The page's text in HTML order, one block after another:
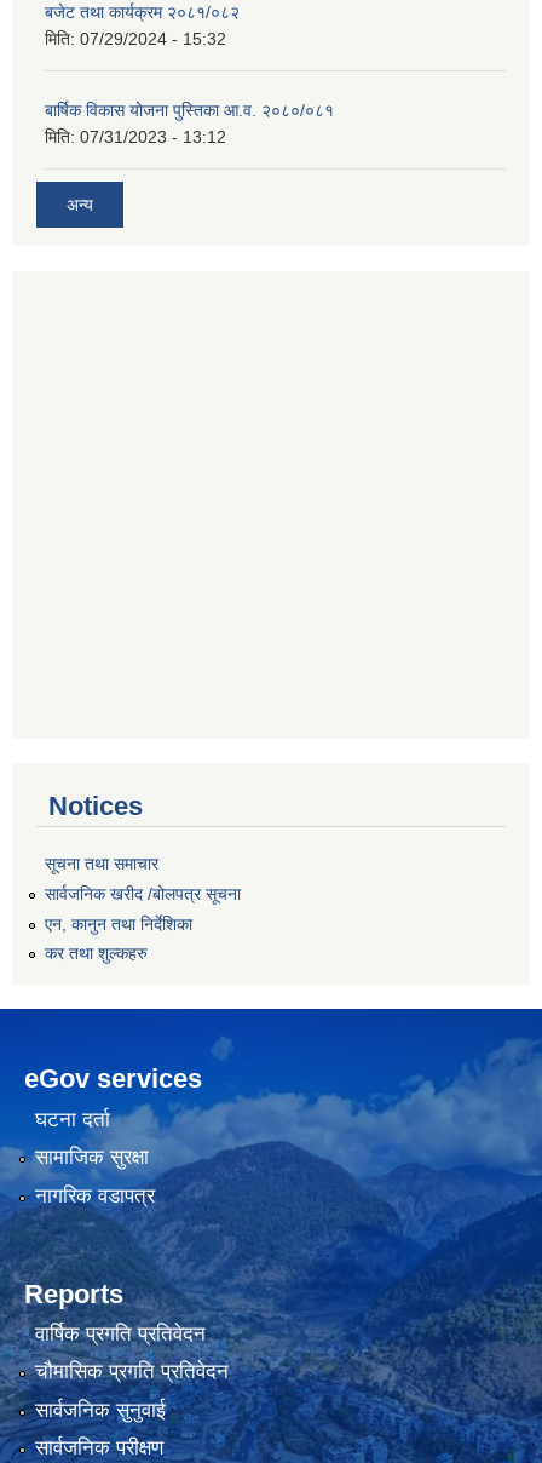
बजेट तथा कार्यक्रम २०८१/०८२
मिति: 07/29/2024 - 15:32
बार्षिक विकास योजना पुस्तिका आ.व. २०८०/०८१
मिति: 07/31/2023 - 13:12
अन्य
Notices
सूचना तथा समाचार
सार्वजनिक खरीद /बोलपत्र सूचना
एन, कानुन तथा निर्देशिका
कर तथा शुल्कहरु
eGov services
घटना दर्ता
सामाजिक सुरक्षा
नागरिक वडापत्र
Reports
वार्षिक प्रगति प्रतिवेदन
चौमासिक प्रगति प्रतिवेदन
सार्वजनिक सुनुवाई
सार्वजनिक परीक्षण